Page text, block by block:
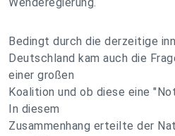
Bedingt durch die derzeitige
Deutschland kam auch die
einer großen
Koalition und ob diese eine
In diesem
Zusammenhang erteilte der